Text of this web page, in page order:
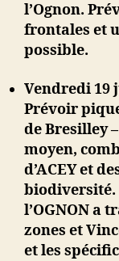
l’Ognon.
frontales et
possible.
Vendredi 19
Prévoir
de Bresilley
moyen,
d’ACEY et
biodiversité.
l’OGNON a
zones et
et les